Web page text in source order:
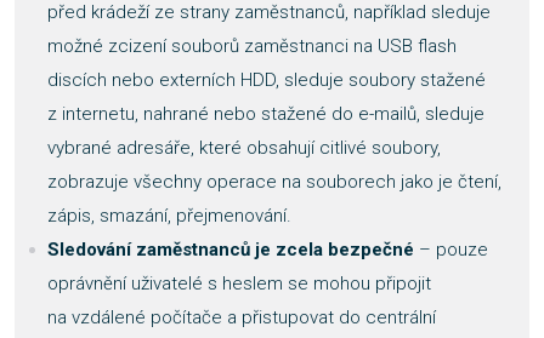
před krádeží ze strany zaměstnanců, například sleduje
možné zcizení souborů zaměstnanci na USB flash
discích nebo externích HDD, sleduje soubory stažené
z internetu, nahrané nebo stažené do e-mailů, sleduje
vybrané adresáře, které obsahují citlivé soubory,
zobrazuje všechny operace na souborech jako je čtení,
zápis, smazání, přejmenování.
Sledování zaměstnanců je zcela bezpečné – pouze
oprávnění uživatelé s heslem se mohou připojit
na vzdálené počítače a přistupovat do centrální